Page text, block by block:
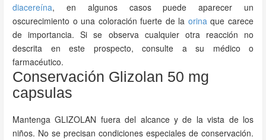
diacereína, en algunos casos puede aparecer un
oscurecimiento o una coloración fuerte de la orinaque carece
de importancia. Si se observa cualquier otra reacción no
descrita en este prospecto, consulte a su médico o
farmacéutico.
Conservación Glizolan 50 mg
capsulas
Mantenga GLIZOLAN fuera del alcance y de la vista de los
niños. No se precisan condiciones especiales de conservación.